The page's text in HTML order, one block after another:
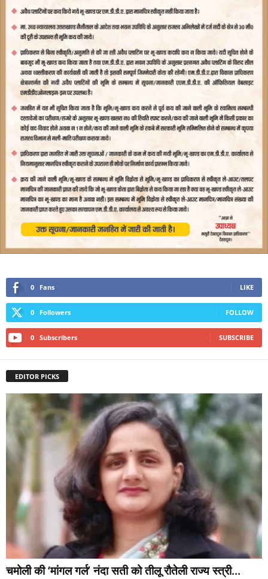
0 Fans LIKE
0 Followers FOLLOW
0 Subscribers SUBSCRIBE
EDITOR PICKS
चमोली की ‘मांगल गर्ल’ नंदा सती को तीलू रौतेली राज्य स्त्री...